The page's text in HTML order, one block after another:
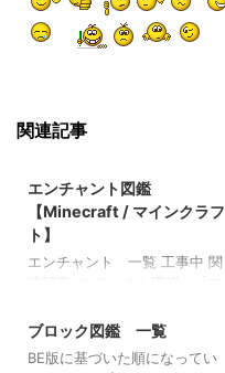
関連記事
エンチャント図鑑
【Minecraft / マインクラフ
ト】
エンチャント 一覧 工事中 関
「マインクラフト」 エンティ
ト」 建築アイデア図鑑 「マ
ブロック図鑑 一覧
BE版に基づいた順になってい